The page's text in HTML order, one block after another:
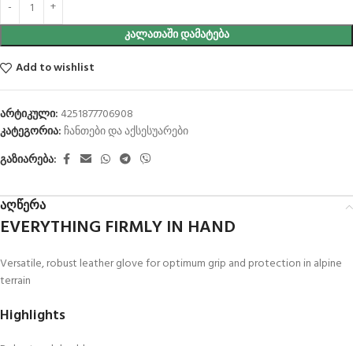
ᲙᲐᲚᲐᲗᲐᲨᲘ ᲓᲐᲛᲐᲢᲔᲑᲐ
Add to wishlist
არტიკული: 4251877706908
კატეგორია: ჩანთები და აქსესუარები
გაზიარება:
აღწერა
EVERYTHING FIRMLY IN HAND
Versatile, robust leather glove for optimum grip and protection in alpine
terrain
Highlights